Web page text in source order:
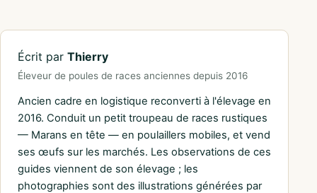
Écrit par Thierry
Éleveur de poules de races anciennes depuis 2016
Ancien cadre en logistique reconverti à l'élevage en
2016. Conduit un petit troupeau de races rustiques
— Marans en tête — en poulaillers mobiles, et vend
ses œufs sur les marchés. Les observations de ces
guides viennent de son élevage ; les
photographies sont des illustrations générées par